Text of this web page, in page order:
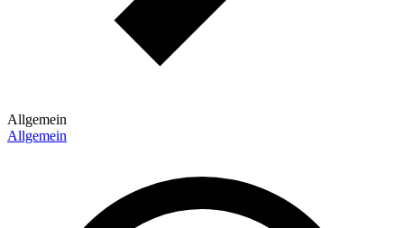
Allgemein
Allgemein